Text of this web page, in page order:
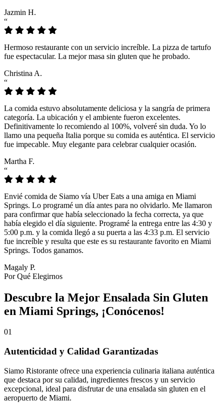
Jazmin H.
“
Hermoso restaurante con un servicio increíble. La pizza de tartufo
fue espectacular. La mejor masa sin gluten que he probado.
Christina A.
“
La comida estuvo absolutamente deliciosa y la sangría de primera
categoría. La ubicación y el ambiente fueron excelentes.
Definitivamente lo recomiendo al 100%, volveré sin duda. Yo lo
llamo una pequeña Italia porque su comida es auténtica. El servicio
fue impecable. Muy elegante para celebrar cualquier ocasión.
Martha F.
“
Envié comida de Siamo vía Uber Eats a una amiga en Miami
Springs. Lo programé un día antes para no olvidarlo. Me llamaron
para confirmar que había seleccionado la fecha correcta, ya que
había elegido el día siguiente. Programé la entrega entre las 4:30 y
5:00 p.m. y la comida llegó a su puerta a las 4:33 p.m. El servicio
fue increíble y resulta que este es su restaurante favorito en Miami
Springs. Todos ganamos.
Magaly P.
Por Qué Elegirnos
Descubre la Mejor Ensalada Sin Gluten
en Miami Springs, ¡Conócenos!
01
Autenticidad y Calidad Garantizadas
Siamo Ristorante ofrece una experiencia culinaria italiana auténtica
que destaca por su calidad, ingredientes frescos y un servicio
excepcional, ideal para disfrutar de una ensalada sin gluten en el
aeropuerto de Miami.